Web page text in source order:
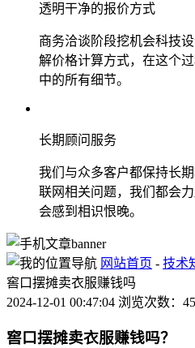
透明干净的报价方式
商务洽谈阶段挖机会科技
解价格计算方式，在这个
中的所有细节。
长期顾问服务
我们与众多客户都保持长
联网相关问题，我们都会
会感到相识恨晚。
网站首页 - 技术
窖口摆摊卖衣服赚钱吗
2024-12-01 00:47:04 浏览次数：
窖口摆摊卖衣服赚钱吗？